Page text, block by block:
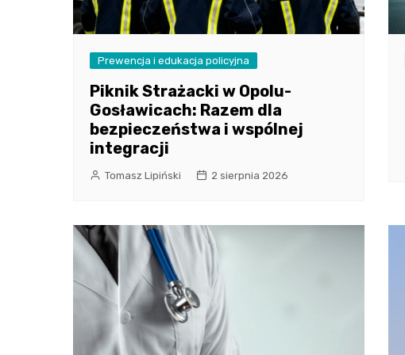
Prewencja i edukacja policyjna
Piknik Strażacki w Opolu-
Gosławicach: Razem dla
bezpieczeństwa i wspólnej
integracji
Tomasz Lipiński 2 sierpnia 2026